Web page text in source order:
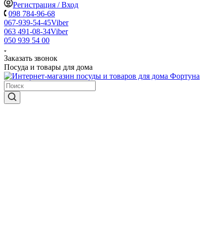
Регистрация / Вход
098 784-96-68
067-939-54-45Viber
063 491-08-34Viber
050 939 54 00
Заказать звонок
Посуда и товары для дома